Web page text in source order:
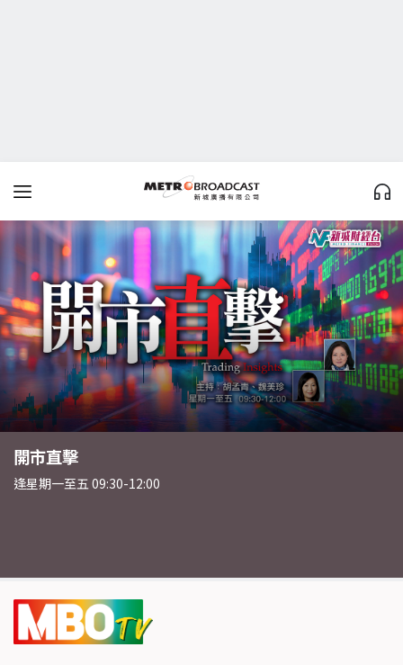
體驗營銷大獎2026
現正接受報名
妙「搜」仁心
星期六 10:00 - 11:00
盡訴心中情
星期日 22:00 - 24:00
8.23新城廣播有限公司三十五周年音樂會
SPECTRUM OF SELF
新城App送「第36屆美食博覽」電子門票2張（500
套）
財知大道
每個早上搶先新鮮直送經濟動態
民生無小事
逢星期日 12:00-13:00
開市直擊
逢星期一至五 09:30-12:00
沿途有我
逢星期一至五 21:00-22:00
One Music Corner 壹角樂
逢星期六 21:00-22:00
QK 玉瑛室
星期一至五 14:00-16:00
開心大派對
星期六 14:00-16:00
財智心戰室
協助投資者更快掌握當中市場焦點
新城財經全新平台METROFINANCE.BIZ
農本方特約：中醫藥透視
逢星期六晚上9時 新城財經台播出
大灣區傑出女企業家獎2026
現正接受提名及報名
立即 WhatsApp至 9080 2896報名 彩虹美容品牌優
質認證計劃
立即投票！有機會獲得門票2張！
新城慈善羽毛球賽2026
Get On Air 2026
立即報名
青姐獨家揀股密碼首度公開 立即搶先報名
體驗營銷大獎2026
現正接受報名
妙「搜」仁心
星期六 10:00 - 11:00